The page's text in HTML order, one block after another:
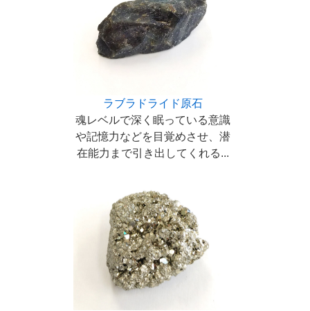
ラブラドライド原石
魂レベルで深く眠っている意識
や記憶力などを目覚めさせ、潜
在能力まで引き出してくれる...